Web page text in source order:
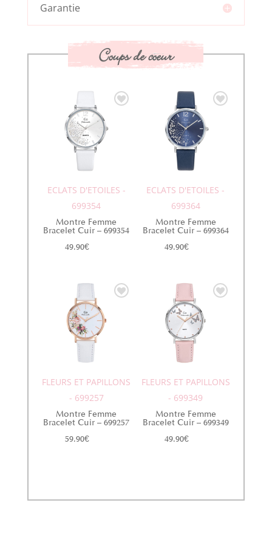
Garantie
Coups de coeur
ECLATS D'ETOILES -
699354
Montre Femme
Bracelet Cuir – 699354
49.90€
ECLATS D'ETOILES -
699364
Montre Femme
Bracelet Cuir – 699364
49.90€
FLEURS ET PAPILLONS
- 699257
Montre Femme
Bracelet Cuir – 699257
59.90€
FLEURS ET PAPILLONS
- 699349
Montre Femme
Bracelet Cuir – 699349
49.90€